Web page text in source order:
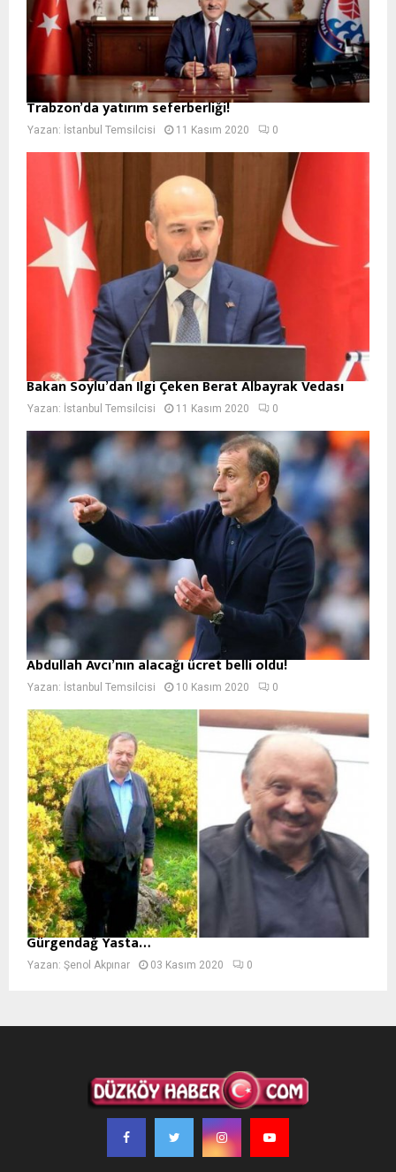
Trabzon’da yatırım seferberliği!
Yazan: İstanbul Temsilcisi 11 Kasım 2020 0
Bakan Soylu’dan İlgi Çeken Berat Albayrak Vedası
Yazan: İstanbul Temsilcisi 11 Kasım 2020 0
Abdullah Avcı’nın alacağı ücret belli oldu!
Yazan: İstanbul Temsilcisi 10 Kasım 2020 0
Gürgendağ Yasta…
Yazan: Şenol Akpınar 03 Kasım 2020 0